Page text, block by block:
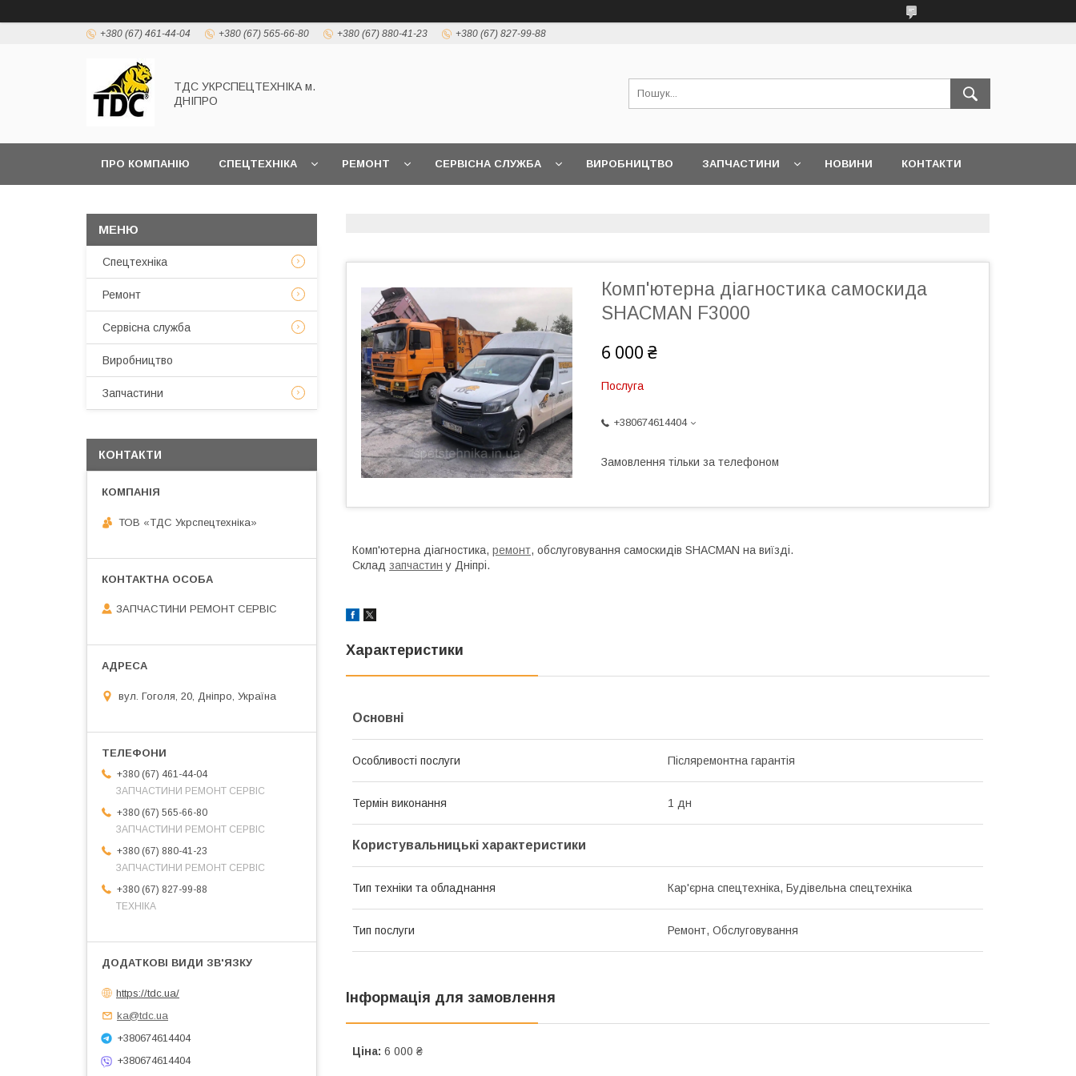
+380 (67) 461-44-04 +380 (67) 565-66-80 +380 (67) 880-41-23 +380 (67) 827-99-88
ТДС УКРСПЕЦТЕХНІКА м.
ДНІПРО
ПРО КОМПАНІЮ СПЕЦТЕХНІКА РЕМОНТ СЕРВІСНА СЛУЖБА ВИРОБНИЦТВО ЗАПЧАСТИНИ НОВИНИ КОНТАКТИ
Комп'ютерна діагностика самоскида
SHACMAN F3000
6 000 ₴
Послуга
+380674614404
Замовлення тільки за телефоном
Комп'ютерна діагностика, ремонт, обслуговування самоскидів SHACMAN на виїзді.
Склад запчастин у Дніпрі.
Характеристики
Основні
Особливості послуги Післяремонтна гарантія
Термін виконання 1 дн
Користувальницькі характеристики
Тип техніки та обладнання Кар'єрна спецтехніка, Будівельна спецтехніка
Тип послуги Ремонт, Обслуговування
Інформація для замовлення
Ціна: 6 000 ₴
Спецтехніка
Ремонт
Сервісна служба
Виробництво
Запчастини
КОНТАКТИ
ТОВ «ТДС Укрспецтехніка»
ЗАПЧАСТИНИ РЕМОНТ СЕРВІС
вул. Гоголя, 20, Дніпро, Україна
+380 (67) 461-44-04
ЗАПЧАСТИНИ РЕМОНТ СЕРВІС
+380 (67) 565-66-80
ЗАПЧАСТИНИ РЕМОНТ СЕРВІС
+380 (67) 880-41-23
ЗАПЧАСТИНИ РЕМОНТ СЕРВІС
+380 (67) 827-99-88
ТЕХНІКА
https://tdc.ua/
ka@tdc.ua
+380674614404
+380674614404